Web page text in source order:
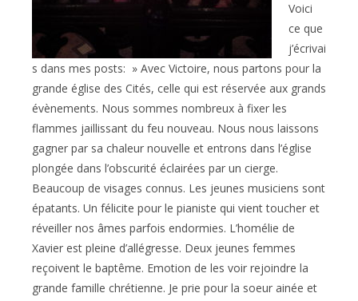
Voici
ce que
j’écrivai
s dans mes posts: » Avec Victoire, nous partons pour la
grande église des Cités, celle qui est réservée aux grands
évènements. Nous sommes nombreux à fixer les
flammes jaillissant du feu nouveau. Nous nous laissons
gagner par sa chaleur nouvelle et entrons dans l’église
plongée dans l’obscurité éclairées par un cierge.
Beaucoup de visages connus. Les jeunes musiciens sont
épatants. Un félicite pour le pianiste qui vient toucher et
réveiller nos âmes parfois endormies. L’homélie de
Xavier est pleine d’allégresse. Deux jeunes femmes
reçoivent le baptême. Emotion de les voir rejoindre la
grande famille chrétienne. Je prie pour la soeur ainée et